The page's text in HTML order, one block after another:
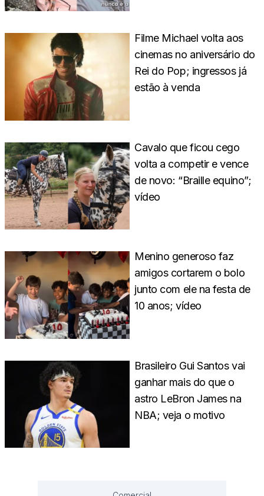
Filme Michael volta aos
cinemas no aniversário do
Rei do Pop; ingressos já
estão à venda
Cavalo que ficou cego
volta a competir e vence
de novo: “Braille equino”;
vídeo
Menino generoso faz
amigos cortarem o bolo
junto com ele na festa de
10 anos; vídeo
Brasileiro Gui Santos vai
ganhar mais do que o
astro LeBron James na
NBA; veja o motivo